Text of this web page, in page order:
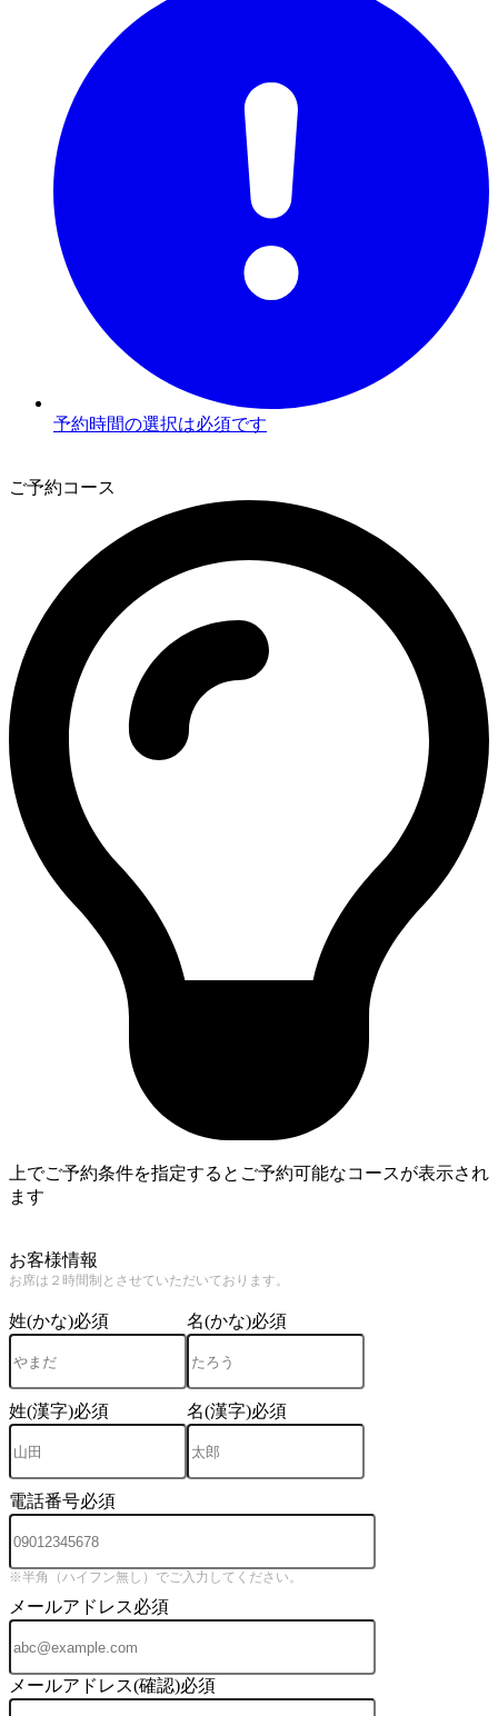
予約時間の選択は必須です
ご予約コース
上でご予約条件を指定するとご予約可能なコースが表示され
ます
お客様情報
お席は２時間制とさせていただいております。
姓(かな)必須 名(かな)必須
姓(漢字)必須 名(漢字)必須
電話番号必須
※半角（ハイフン無し）でご入力してください。
メールアドレス必須
メールアドレス(確認)必須